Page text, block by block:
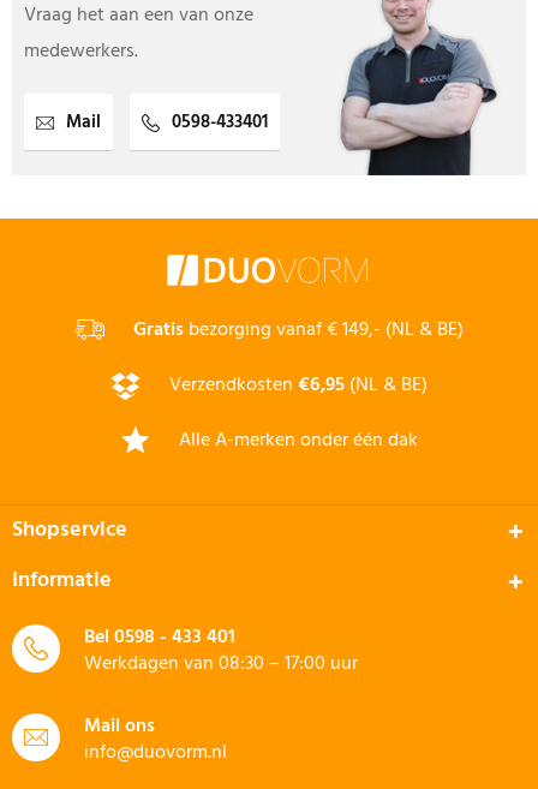
Vraag het aan een van onze
medewerkers.
Mail 0598-433401
Gratisbezorging vanaf € 149,- (NL & BE)
Verzendkosten€6,95(NL & BE)
Alle A-merken onder één dak
Shopservice
Informatie
Bel0598 - 433 401
Werkdagen van 08:30 – 17:00 uur
Mail ons
info@duovorm.nl